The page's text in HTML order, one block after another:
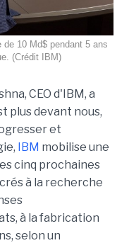
10 Md$ pendant 5 ans
(Crédit IBM)
CEO d'IBM, a
plus devant nous,
et
IBM mobilise une
cinq prochaines
à la recherche
à la fabrication
selon un